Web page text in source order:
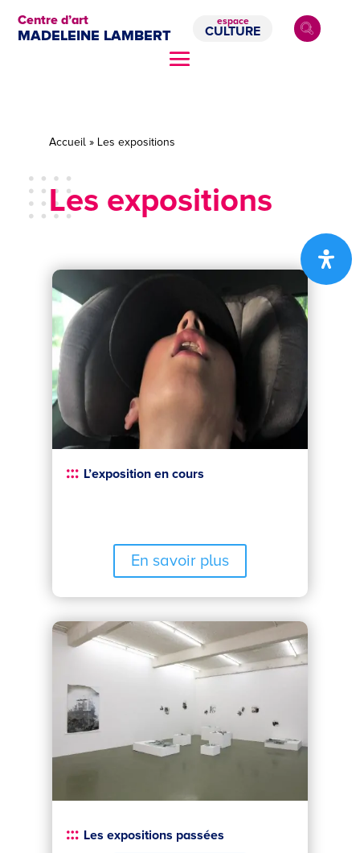
Centre d’art
MADELEINE LAMBERT
espace
CULTURE
Accueil» Les expositions
Les expositions
L’exposition en cours
En savoir plus
Les expositions passées